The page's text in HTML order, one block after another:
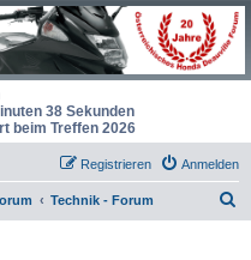
38 Sekunden
beim Treffen 2026
Anmelden
Registrieren
Technik - Forum